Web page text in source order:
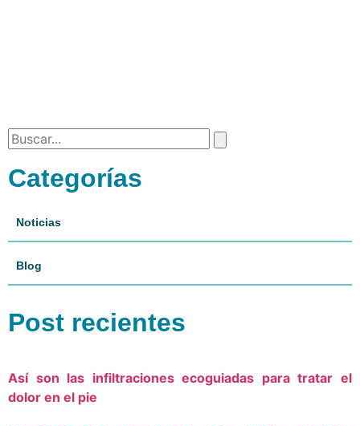
Categorías
Noticias
Blog
Post recientes
Así son las infiltraciones ecoguiadas para tratar el
dolor en el pie